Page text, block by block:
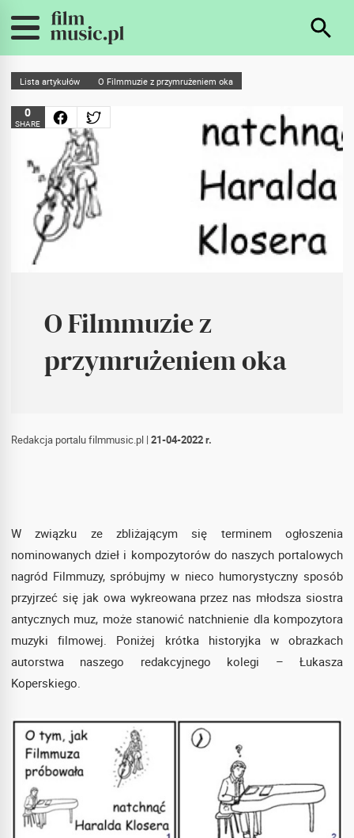
Lista artykułów O Filmmuzie z przymrużeniem oka
O Filmmuzie z
przymrużeniem oka
0
SHARE
Redakcja portalu filmmusic.pl | 21-04-2022 r.
W związku ze zbliżającym się terminem ogłoszenia
nominowanych dzieł i kompozytorów do naszych portalowych
nagród Filmmuzy, spróbujmy w nieco humorystyczny sposób
przyjrzeć się jak owa wykreowana przez nas młodsza siostra
antycznych muz, może stanowić natchnienie dla kompozytora
muzyki filmowej. Poniżej krótka historyjka w obrazkach
autorstwa naszego redakcyjnego kolegi – Łukasza
Koperskiego.